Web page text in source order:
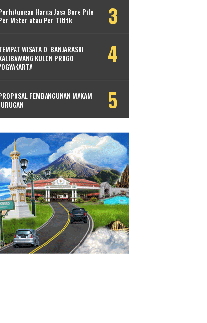
Harga Jasa Bore Pile
Meter atau Per Tititk
WISATA DI BANJARASRI
KULON PROGO
PEMBANGUNAN MAKAM